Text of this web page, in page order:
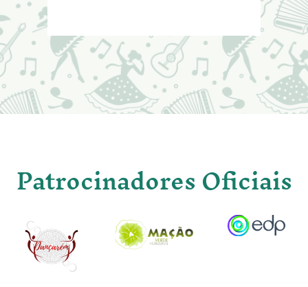
Patrocinadores Oficiais
Image Image Image